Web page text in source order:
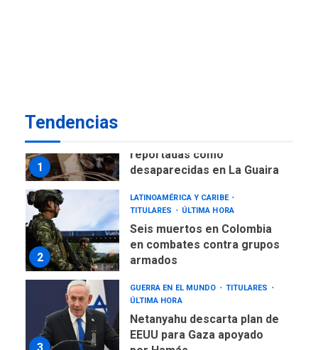
Tendencias
1
reportadas como
desaparecidas en La Guaira
2
LATINOAMÉRICA Y CARIBE
TITULARES
ÚLTIMA HORA
Seis muertos en Colombia
en combates contra grupos
armados
GUERRA EN EL MUNDO
TITULARES
ÚLTIMA HORA
Netanyahu descarta plan de
EEUU para Gaza apoyado